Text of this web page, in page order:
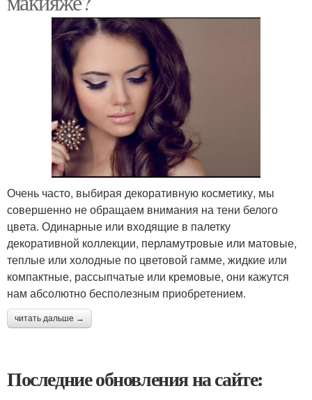
Очень часто, выбирая декоративную косметику, мы
совершенно не обращаем внимания на тени белого
цвета. Одинарные или входящие в палетку
декоративной коллекции, перламутровые или матовые,
теплые или холодные по цветовой гамме, жидкие или
компактные, рассыпчатые или кремовые, они кажутся
нам абсолютно бесполезным приобретением.
читать дальше →
Последние обновления на сайте: